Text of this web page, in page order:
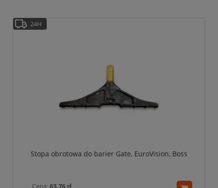
Stopa obrotowa do barier Gate, EuroVision, Boss
24H